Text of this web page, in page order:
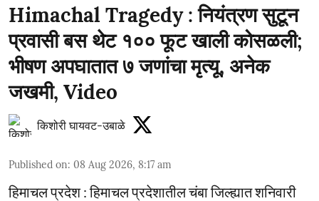
Himachal Tragedy : नियंत्रण सुटून
प्रवासी बस थेट १०० फूट खाली कोसळली;
भीषण अपघातात ७ जणांचा मृत्यू, अनेक
जखमी, Video
किशोरी घायवट-उबाळे
Published on: 08 Aug 2026, 8:17 am
हिमाचल प्रदेश : हिमाचल प्रदेशातील चंबा जिल्ह्यात शनिवारी